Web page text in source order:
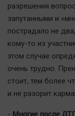
разрешения
запутанными и
пострадало не
кому-то из
этом случае
очень трудно.
стоит, тем более
и не разорит
- Многие после